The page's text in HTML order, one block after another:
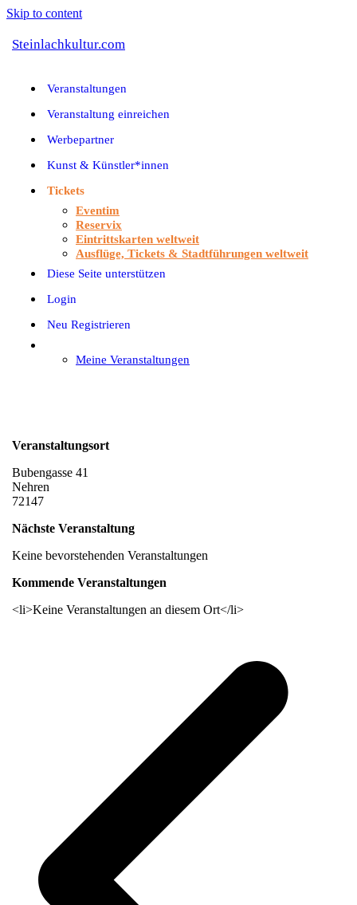
Skip to content
Steinlachkultur.com
Veranstaltungen
Veranstaltung einreichen
Werbepartner
Kunst & Künstler*innen
Tickets
Eventim
Reservix
Eintrittskarten weltweit
Ausflüge, Tickets & Stadtführungen weltweit
Diese Seite unterstützen
Login
Neu Registrieren
Meine Veranstaltungen
Veranstaltungsort
Bubengasse 41
Nehren
72147
Nächste Veranstaltung
Keine bevorstehenden Veranstaltungen
Kommende Veranstaltungen
<li>Keine Veranstaltungen an diesem Ort</li>